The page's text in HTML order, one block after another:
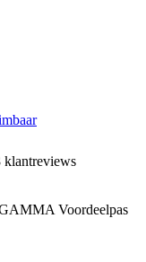
klantreviews
Voordeelpas